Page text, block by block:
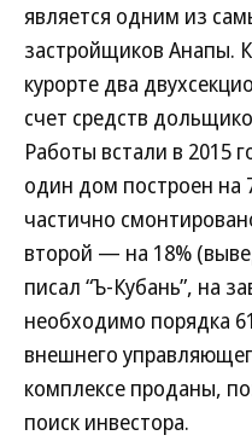
является одним из
застройщиков Анапы.
курорте два
счет средств
Работы встали в 2015
один дом построен на
частично
второй — на 18%
писал “Ъ-Кубань”, на
необходимо порядка
внешнего
комплексе проданы,
поиск инвестора.